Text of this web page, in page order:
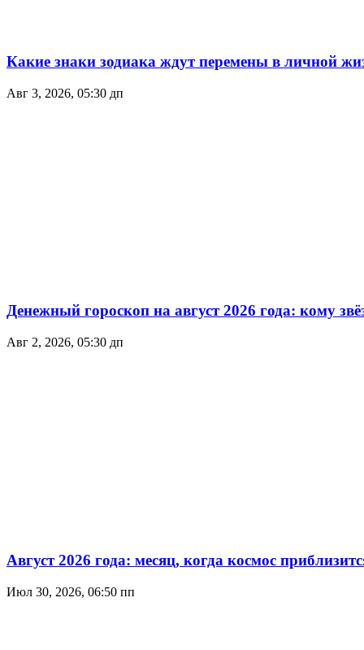
Какие знаки зодиака ждут перемены в личной
Авг 3, 2026, 05:30 дп
Денежный гороскоп на август 2026 года: кому
Авг 2, 2026, 05:30 дп
Август 2026 года: месяц, когда космос
Июл 30, 2026, 06:50 пп